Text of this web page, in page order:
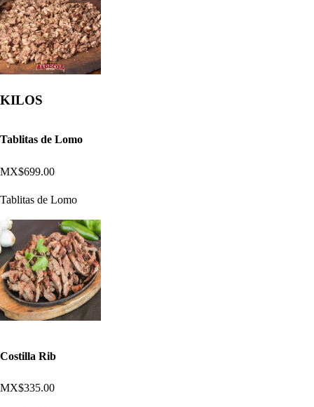
KILOS
Tablitas de Lomo
MX$699.00
Tablitas de Lomo
Costilla Rib
MX$335.00